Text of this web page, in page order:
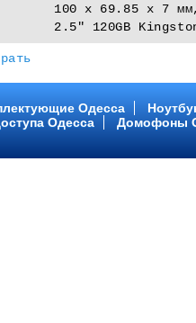
100 x 69.85 x 7 мм,
2.5" 120GB Kingston
Одесса
Одесса
Домофоны